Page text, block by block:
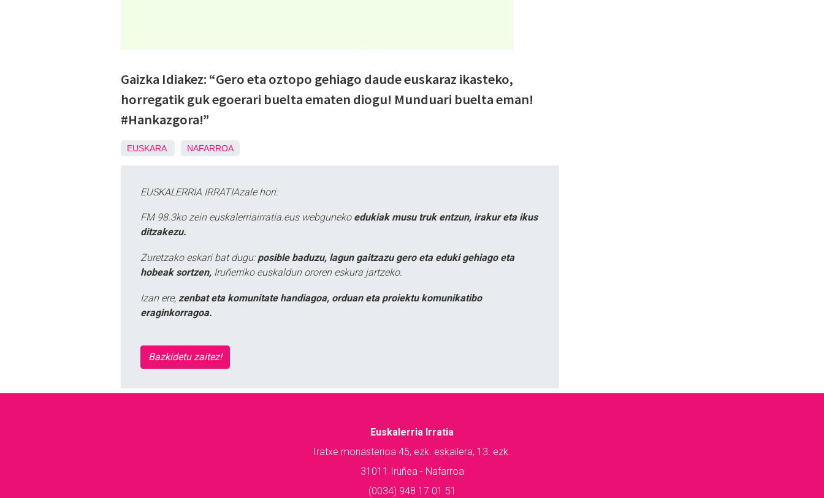
Gaizka Idiakez: “Gero eta oztopo gehiago daude euskaraz ikasteko,
horregatik guk egoerari buelta ematen diogu! Munduari buelta eman!
#Hankazgora!”
EUSKARA NAFARROA
EUSKALERRIA IRRATIAzale hori:
FM 98.3ko zein euskalerriairratia.eus webguneko edukiak musu truk entzun, irakur eta ikus
ditzakezu.
Zuretzako eskari bat dugu: posible baduzu, lagun gaitzazu gero eta eduki gehiago eta
hobeak sortzen, Iruñerriko euskaldun ororen eskura jartzeko.
Izan ere, zenbat eta komunitate handiagoa, orduan eta proiektu komunikatibo
eraginkorragoa.
Bazkidetu zaitez!
Euskalerria Irratia
Iratxe monasterioa 45, ezk. eskailera, 13. ezk.
31011 Iruñea - Nafarroa
(0034) 948 17 01 51